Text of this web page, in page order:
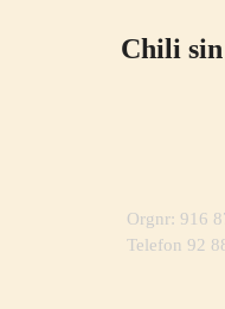
Chili
Orgnr: 916
Telefon 92